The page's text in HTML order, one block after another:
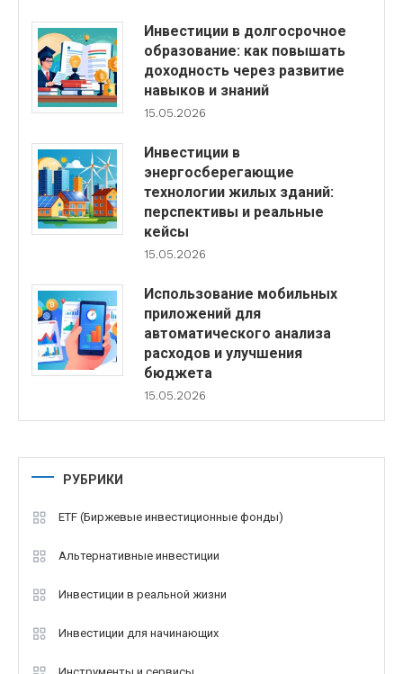
Инвестиции в долгосрочное
образование: как повышать
доходность через развитие
навыков и знаний
15.05.2026
Инвестиции в
энергосберегающие
технологии жилых зданий:
перспективы и реальные
кейсы
15.05.2026
Использование мобильных
приложений для
автоматического анализа
расходов и улучшения
бюджета
15.05.2026
РУБРИКИ
ETF (Биржевые инвестиционные фонды)
Альтернативные инвестиции
Инвестиции в реальной жизни
Инвестиции для начинающих